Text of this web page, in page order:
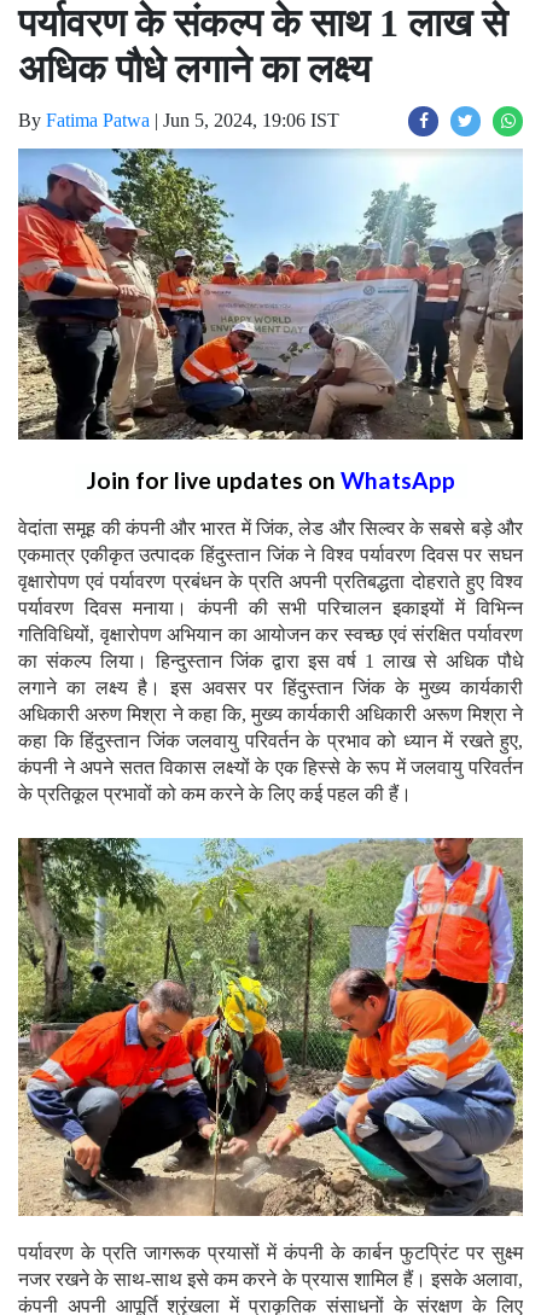
पर्यावरण के संकल्प के साथ 1 लाख से
अधिक पौधे लगाने का लक्ष्य
By Fatima Patwa | Jun 5, 2024, 19:06 IST
Join for live updates on WhatsApp
वेदांता समूह की कंपनी और भारत में जिंक, लेड और सिल्वर के सबसे बड़े और
एकमात्र एकीकृत उत्पादक हिंदुस्तान जिंक ने विश्व पर्यावरण दिवस पर सघन
वृक्षारोपण एवं पर्यावरण प्रबंधन के प्रति अपनी प्रतिबद्धता दोहराते हुए विश्व
पर्यावरण दिवस मनाया। कंपनी की सभी परिचालन इकाइयों में विभिन्न
गतिविधियों, वृक्षारोपण अभियान का आयोजन कर स्वच्छ एवं संरक्षित पर्यावरण
का संकल्प लिया। हिन्दुस्तान जिंक द्वारा इस वर्ष 1 लाख से अधिक पौधे
लगाने का लक्ष्य है। इस अवसर पर हिंदुस्तान जिंक के मुख्य कार्यकारी
अधिकारी अरुण मिश्रा ने कहा कि, मुख्य कार्यकारी अधिकारी अरूण मिश्रा ने
कहा कि हिंदुस्तान जिंक जलवायु परिवर्तन के प्रभाव को ध्यान में रखते हुए,
कंपनी ने अपने सतत विकास लक्ष्यों के एक हिस्से के रूप में जलवायु परिवर्तन
के प्रतिकूल प्रभावों को कम करने के लिए कई पहल की हैं।
पर्यावरण के प्रति जागरूक प्रयासों में कंपनी के कार्बन फुटप्रिंट पर सुक्ष्म
नजर रखने के साथ-साथ इसे कम करने के प्रयास शामिल हैं। इसके अलावा,
कंपनी अपनी आपूर्ति श्रृंखला में प्राकृतिक संसाधनों के संरक्षण के लिए